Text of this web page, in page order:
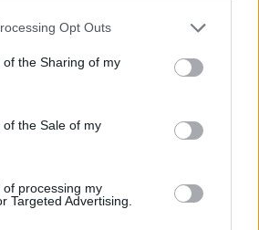
Opt Outs
the Sharing of my
the Sale of my
processing my
Targeted Advertising.
archívuma